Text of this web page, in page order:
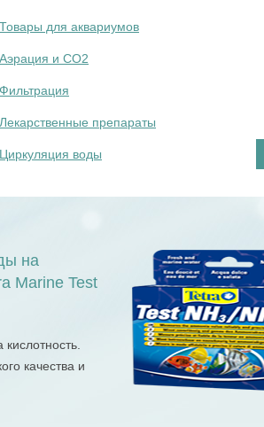
Товары для аквариумов
Аэрация и СО2
Фильтрация
Лекарственные препараты
Циркуляция воды
на
Marine Test
качества и